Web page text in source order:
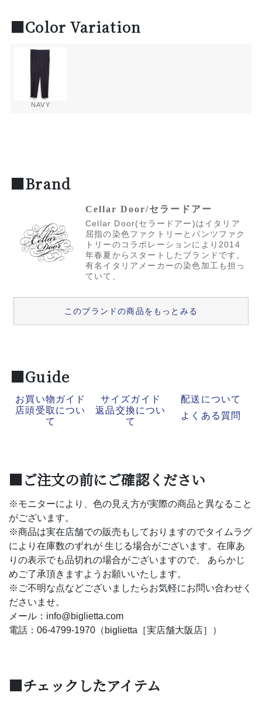
■Color Variation
NAVY
■Brand
Cellar Door/セラードアー
Cellar Door(セラードアー)はイタリア
屈指の染色ファクトリーとパンツファク
トリーのコラボレーションにより2014
年春夏からスタートしたブランドです。
有名イタリアメーカーの染色加工も担っ
ていて、
このブランドの商品をもっとみる
■Guide
お買い物ガイド サイズガイド
配送について
店頭受取につい
て
返品交換につい
て
よくある質問
■ご注文の前にご確認ください
※モニターにより、色の見え方が実際の商品と異なること
がございます。
※商品は実在店舗での販売もしておりますのでタイムラグ
により在庫数のずれが 生じる場合がございます。在庫あ
りの表示でも品切れの場合がございますので、 あらかじ
めご了承頂きますようお願いいたします。
※ご不明な点などございましたらお気軽にお問い合わせく
ださいませ。
メール：info@biglietta.com
電話：06-4799-1970（biglietta［実店舗大阪店］）
■チェックしたアイテム